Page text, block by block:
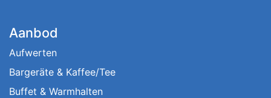
Aanbod
Aufwerten
Bargeräte & Kaffee/Tee
Buffet & Warmhalten